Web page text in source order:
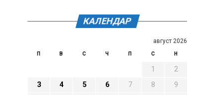
КАЛЕНДАР
август 2026
П В С Ч П С Н
1
2
3
4 5 6 7 8
9